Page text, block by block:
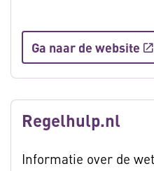
Ga naar de website
Regelhulp.nl
Informatie over de